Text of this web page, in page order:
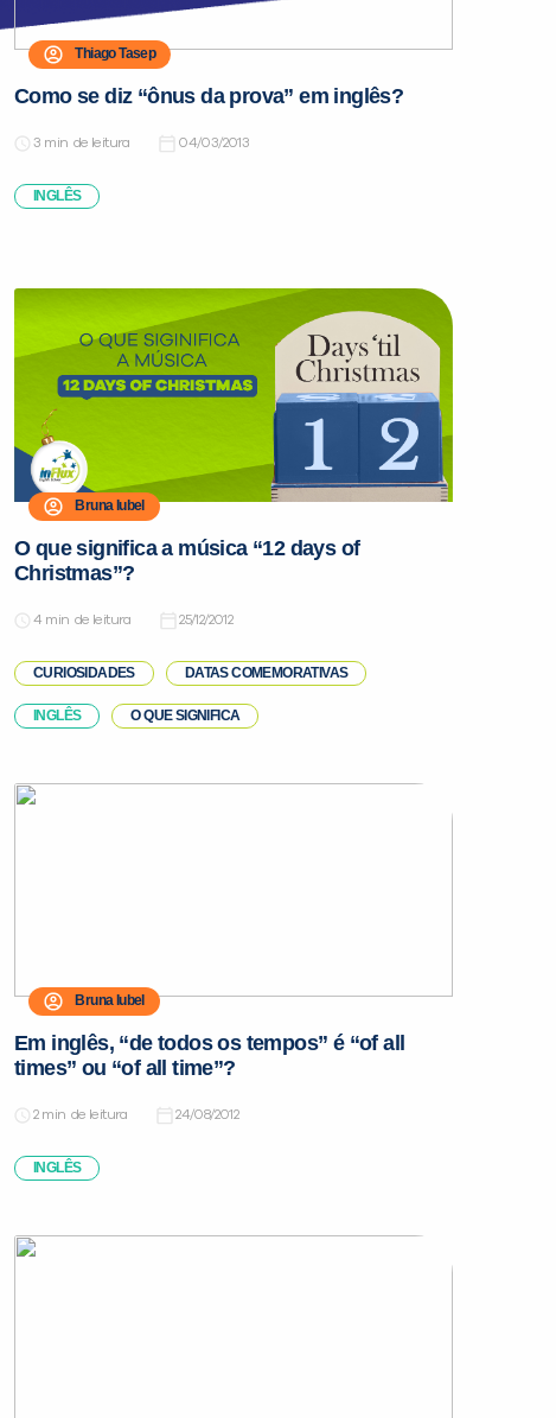
Thiago Tasep
Como se diz “ônus da prova” em inglês?
de leitura 04/03/2013
INGLÊS
Bruna Iubel
O que significa a música “12 days of
Christmas”?
de leitura 25/12/2012
CURIOSIDADES DATAS COMEMORATIVAS
INGLÊS O QUE SIGNIFICA
Bruna Iubel
Em inglês, “de todos os tempos” é “of all
times” ou “of all time”?
de leitura 24/08/2012
INGLÊS